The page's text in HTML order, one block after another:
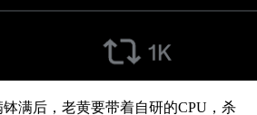
满后，老黄要带着自研的CPU，杀